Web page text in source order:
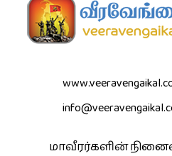
மாவீரர்களின்